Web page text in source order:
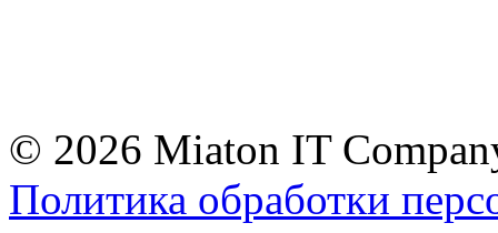
© 2026 Miaton IT
Политика обработки